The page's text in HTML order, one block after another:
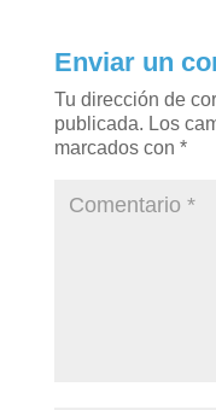
Enviar un
Tu dirección de
publicada. Los
marcados con *